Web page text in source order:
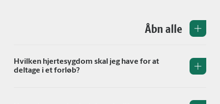
Åbn alle
Hvilken hjertesygdom skal jeg have for at
deltage i et forløb?